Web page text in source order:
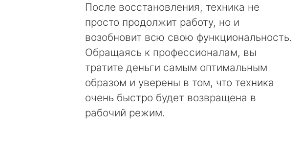
После восстановления, техника не
просто продолжит работу, но и
возобновит всю свою функциональность.
Обращаясь к профессионалам, вы
тратите деньги самым оптимальным
образом и уверены в том, что техника
очень быстро будет возвращена в
рабочий режим.